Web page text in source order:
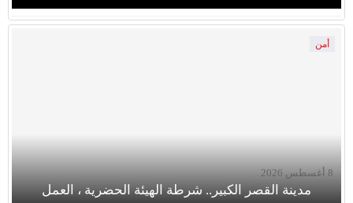
أمن
مدينة القصر الكبير.. شرطة الهيئة الحضرية ، العمل
8 أغسطس 2026